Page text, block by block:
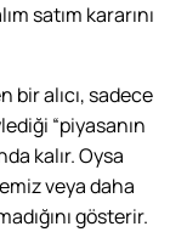
satım kararını
bir alıcı, sadece
“piyasanın
kalır. Oysa
veya daha
gösterir.